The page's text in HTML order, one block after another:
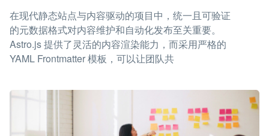
在现代静态站点与内容驱动的项目中，统一且可验证
的元数据格式对内容维护和自动化发布至关重要。
Astro.js 提供了灵活的内容渲染能力，而采用严格的
YAML Frontmatter 模板，可以让团队共